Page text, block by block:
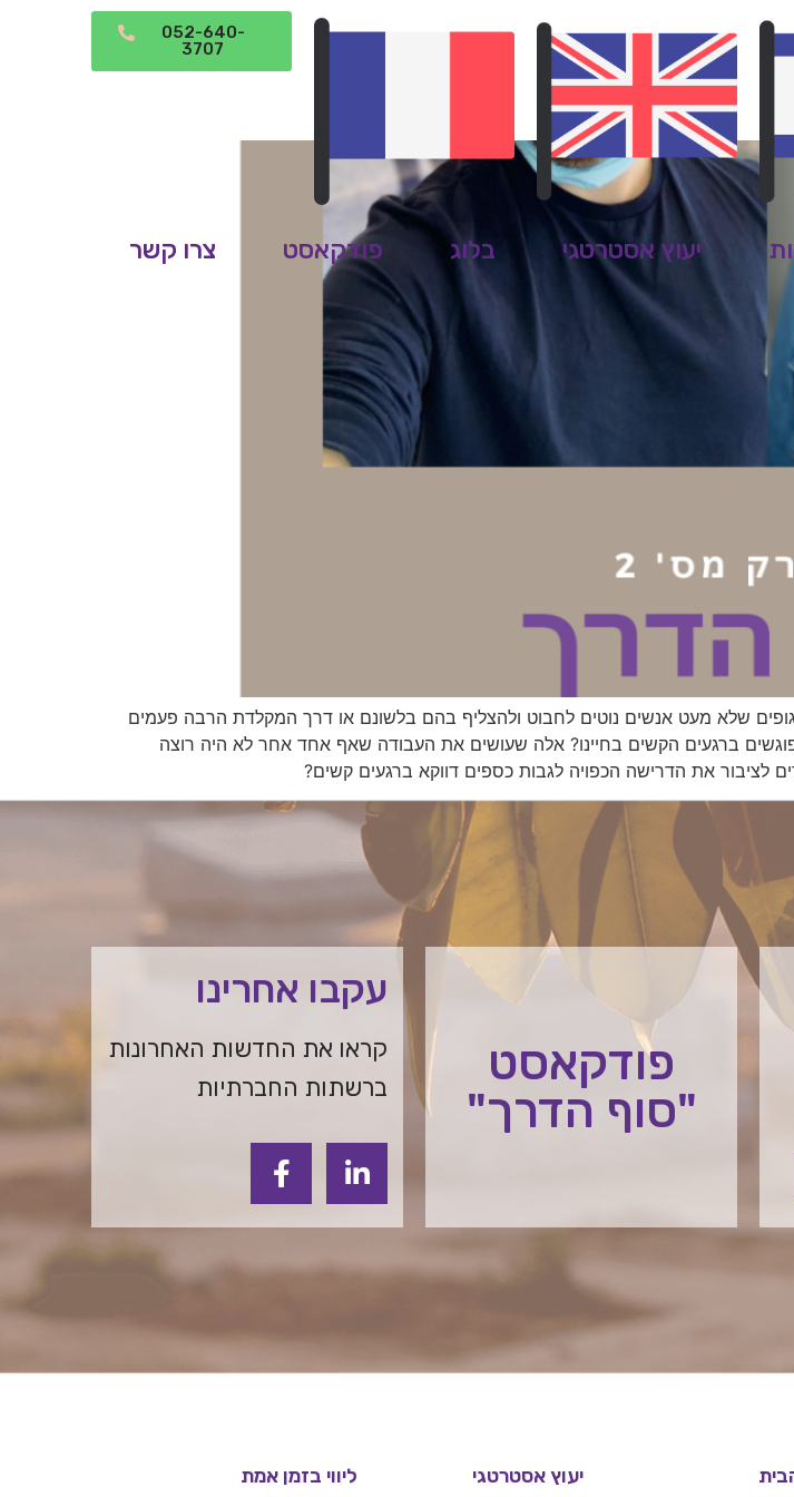
052-640-
3707
יעוץ אסטרטגי בלוג פודקאסט צרו קשר
שלא מעט אנשים נוטים לחבוט ולהצליף בהם בלשונם או דרך המקלדת הרבה פעמים
ברגעים הקשים בחיינו? אלה שעושים את העבודה שאף אחד אחר לא היה רוצה
לציבור את הדרישה הכפויה לגבות כספים דווקא ברגעים קשים?
פודקאסט
"סוף הדרך"
עקבו אחרינו
קראו את החדשות האחרונות
ברשתות החברתיות
יעוץ אסטרטגי ליווי בזמן אמת